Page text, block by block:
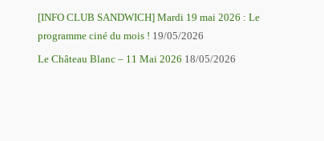
[INFO CLUB SANDWICH] Mardi 19 mai 2026 : Le
programme ciné du mois ! 19/05/2026
Le Château Blanc – 11 Mai 2026 18/05/2026